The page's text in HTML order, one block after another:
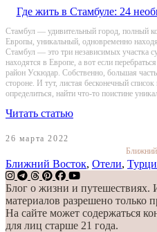
Где жить в Стамбуле: 24
Стамбул — удивительный город, полный
Европы, уникальный, одновременно
Стамбул — это три независимых участка
находятся в Европе, а вот если
район Ускюдар. Собственно, большая
стороне. И тут, листая бесконечный
определиться, найти что-то поистине
Читать статью
26 марта 2022
Ближний Восток, Отели,
Блог о жизни и путешествиях.
материалов разрешено только
На сайте может содержаться
для лиц старше 21 года.